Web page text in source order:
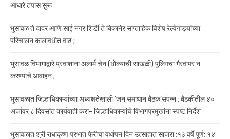
आधारे तपास सुरू
भुसावळ ते दादर आणि साई नगर शिर्डी ते बिकानेर साप्ताहिक विशेष रेल्वेगाड्यांच्या
परिचालन कालावधीत वाढ ;
भुसावळ विभागाद्वारे प्रवाशांना अलार्म चेन (धोक्याची साखळी) पुलिंगचा गैरवापर न
करण्याचे आवाहन ;
भुसावळात जिल्हाधिकाऱ्यांच्या अध्यक्षतेखाली ‘जन समाधान बैठक’संपन्न ; बैठकीतील ४०
अर्जांवर ८ दिवसांत कार्यवाही करा- जिल्हाधिकाऱ्यांचे विभागप्रमुखांना स्पष्ट निर्देश
भुसावळात श्री राधाकृष्ण प्रभात फेरीचा वर्धापन दिन उत्साहात साजरा ;१३ वर्षे पूर्ण; १४